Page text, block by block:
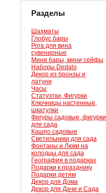
Разделы
Шахматы
Глобус бары
Рога для вина
сувенирные
Мини бары, мини сейфы
Наборы Dedalo
Декор из бронзы и
латуни
Часы
Статуэтки, Фигурки
Ключницы настенные,
шкатулки
Фигуры садовые, фигурки
для сада
Кашпо садовые
Светильники для сада
Фонтаны и Люки на
колодцы для сада
География в подарках
Подарки к празднику
Подарки детям
Декор для Дома
Декор для Дачи и Сада